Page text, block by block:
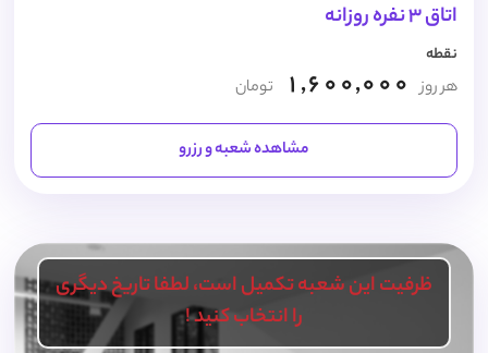
اتاق 3 نفره روزانه
نقطه
هر روز 1,600,000 تومان
مشاهده شعبه و رزرو
ظرفیت این شعبه تکمیل است، لطفا تاریخ دیگری
را انتخاب کنید !